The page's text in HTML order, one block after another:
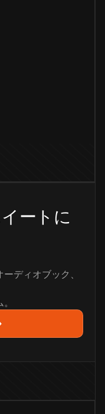
ートに
ディオブック、